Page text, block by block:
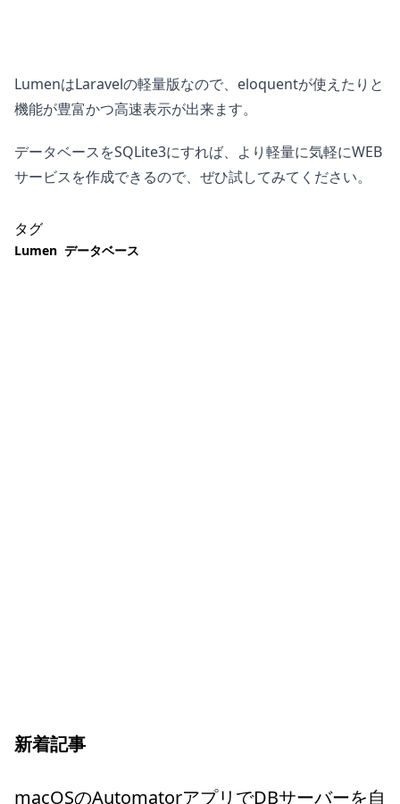
LumenはLaravelの軽量版なので、eloquentが使えたりと
機能が豊富かつ高速表示が出来ます。
データベースをSQLite3にすれば、より軽量に気軽にWEB
サービスを作成できるので、ぜひ試してみてください。
タグ
Lumen データベース
新着記事
macOSのAutomatorアプリでDBサーバーを自